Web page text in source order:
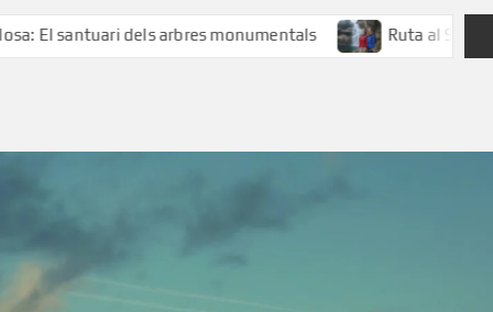
dels arbres monumentals Ruta al Salt de Sallent: